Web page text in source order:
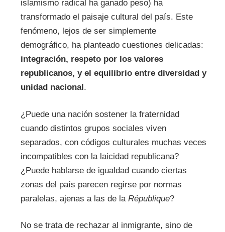
islamismo radical ha ganado peso) ha
transformado el paisaje cultural del país. Este
fenómeno, lejos de ser simplemente
demográfico, ha planteado cuestiones delicadas:
integración, respeto por los valores
republicanos, y el equilibrio entre diversidad y
unidad nacional.
¿Puede una nación sostener la fraternidad
cuando distintos grupos sociales viven
separados, con códigos culturales muchas veces
incompatibles con la laicidad republicana?
¿Puede hablarse de igualdad cuando ciertas
zonas del país parecen regirse por normas
paralelas, ajenas a las de la République?
No se trata de rechazar al inmigrante, sino de